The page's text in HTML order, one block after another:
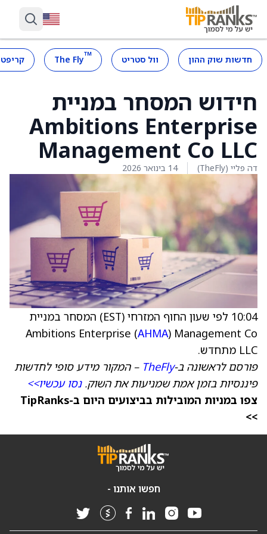
חדשות שוק ההון וול סטריט ™
The Fly
חידוש המסחר במניית
Ambitions Enterprise
Management Co LLC
דה פליי (TheFly) 14 בינואר 2026
10:04 לפי שעון החוף המזרחי (EST) המסחר במניית
Ambitions Enterprise (AHMA) Management Co
LLC מתחדש.
פורסם לראשונה ב-TheFly – המקור מידע סופי לחדשות
פיננסיות בזמן אמת שמניעות את השוק.נסו עכשיו>>
צפו במניות המובילות בביצועים היום ב-TipRanks
>>
חפשו אותנו -